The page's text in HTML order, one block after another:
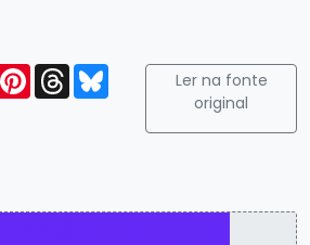
Pinterest
ThreadsBlueskyLer na fonte
original